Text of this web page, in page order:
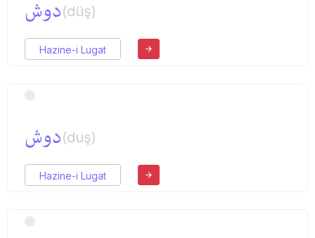
دوش(düş)
Hazine-i Lugat
دوش(duş)
Hazine-i Lugat